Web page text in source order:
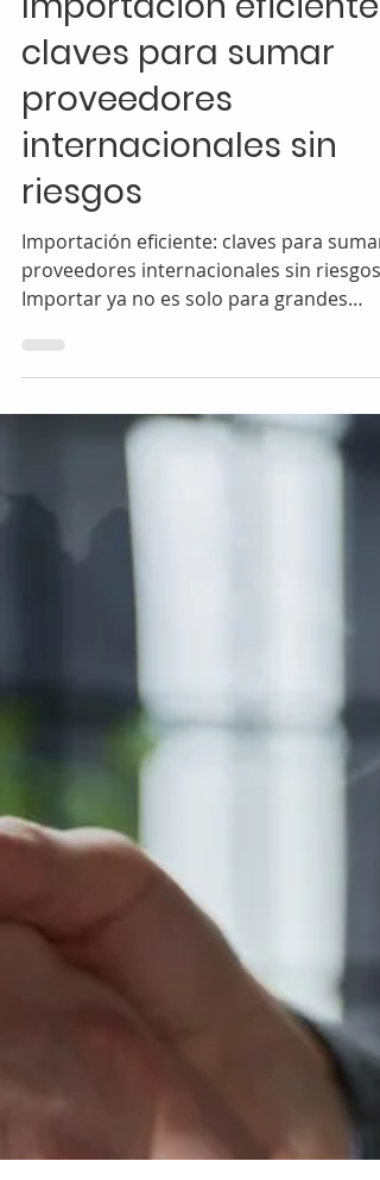
Fernando
Comercio Internacional
Importación eficiente:
claves para sumar
proveedores
internacionales sin
proveedores internacionales sin riesgos
Importar ya no es solo para grandes
grandes compañías con equipos legales,
agentes de aduana y redes
internacionales. Hoy, gracias a la
tecnología, cualquier empresa puede
sumar proveedores del exterior de forma
estratégica, segura y rentable.